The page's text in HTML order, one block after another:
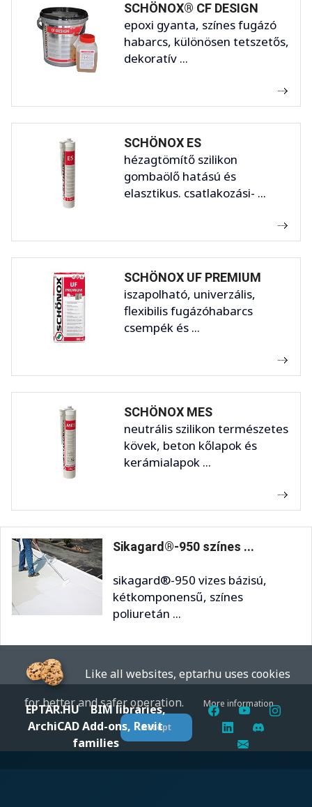
SCHÖNOX® CF DESIGN
epoxi gyanta, színes fugázó
habarcs, különösen tetszetős,
dekoratív ...
SCHÖNOX ES
hézagtömítő szilikon
gombaölő hatású és
elasztikus. csatlakozási- ...
SCHÖNOX UF PREMIUM
iszapolható, univerzális,
flexibilis fugázóhabarcs
csempék és ...
SCHÖNOX MES
neutrális szilikon természetes
kövek, beton kőlapok és
kerámialapok ...
Sikagard®-950 színes ...
sikagard®-950 vizes bázisú,
kétkomponensű, színes
poliuretán ...
EPTAR.HUBIM libraries,
ArchiCAD Add-ons, Revit
families
Like all websites, eptar.hu uses cookies
for better and safer operation.
More information
Accept